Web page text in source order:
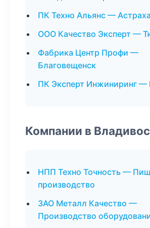
ПК Техно Альянс —
ООО Качество Эксперт —
Фабрика Центр Профи —
Благовещенск
ПК Эксперт Инжиниринг —
Компании в
НПП Техно Точность —
производство
ЗАО Металл Качество —
Производство